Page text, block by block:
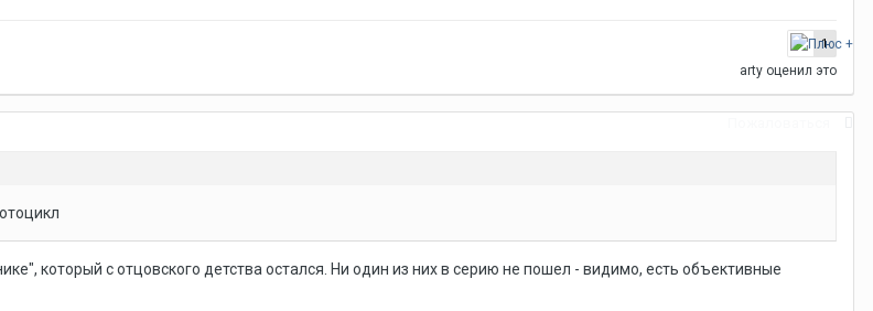
1
arty оценил это
который с отцовского детства остался. Ни один из них в серию не пошел - видимо, есть объективные